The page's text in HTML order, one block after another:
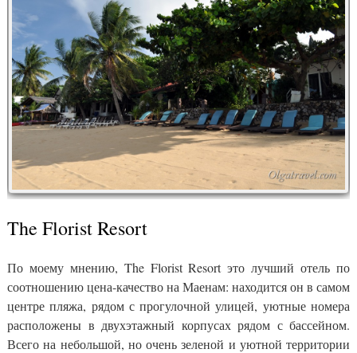
The Florist Resort
По моему мнению, The Florist Resort это лучший отель по
соотношению цена-качество на Маенам: находится он в самом
центре пляжа, рядом с прогулочной улицей, уютные номера
расположены в двухэтажный корпусах рядом с бассейном.
Всего на небольшой, но очень зеленой и уютной территории